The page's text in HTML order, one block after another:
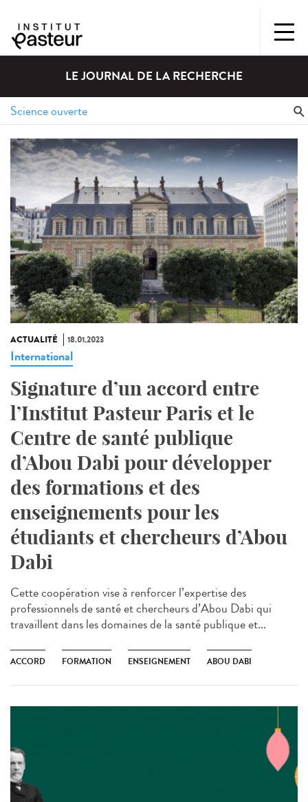
LE JOURNAL DE LA RECHERCHE
ACTUALITÉ 18.01.2023
International
Signature d’un accord entre
l’Institut Pasteur Paris et le
Centre de santé publique
d’Abou Dabi pour développer
des formations et des
enseignements pour les
étudiants et chercheurs d’Abou
Dabi
Cette coopération vise à renforcer l’expertise des
professionnels de santé et chercheurs d’Abou Dabi qui
travaillent dans les domaines de la santé publique et...
ACCORD FORMATION ENSEIGNEMENT ABOU DABI